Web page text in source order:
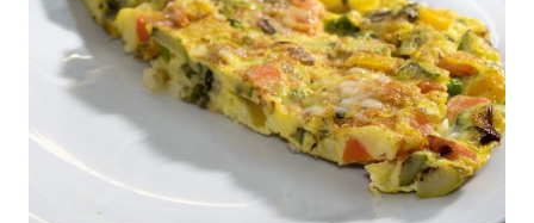
aquela larica repentina no meio do dia ou antes de dormir
e desejou uma solução rápida e fácil para saciar a fome?
Com a Airfryer, agora é possível preparar receitas
simples, rápidas e práticas, até mesmo improvisadas, que
vão